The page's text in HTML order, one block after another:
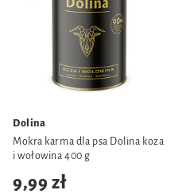
Dolina
Mokra karma dla psa Dolina koza
i wołowina 400 g
9,99 zł